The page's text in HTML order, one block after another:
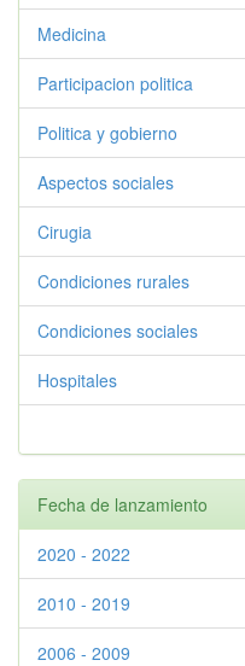
Medicina
Participacion politica
Politica y gobierno
Aspectos sociales
Cirugia
Condiciones rurales
Condiciones sociales
Hospitales
Fecha de lanzamiento
2020 - 2022
2010 - 2019
2006 - 2009